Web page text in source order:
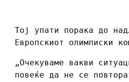
Тој упати порака до
Европскиот олимписки
„Очекуваме вакви
повеќе да не се